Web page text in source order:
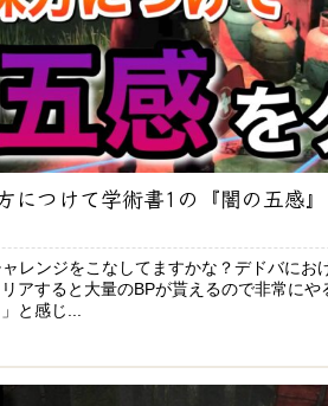
につけて学術書1の『闇の五感
レンジをこなしてますかな？デドバにお
アすると大量のBPが貰えるので非常に
と感じ...